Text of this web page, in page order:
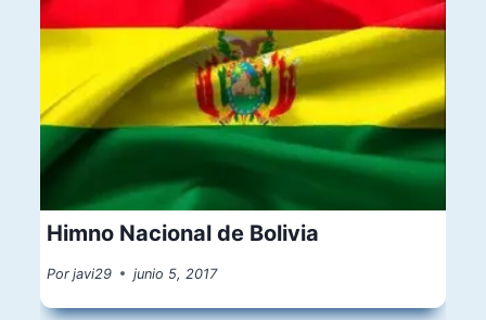
Himno Nacional de Bolivia
Por javi29 junio 5, 2017